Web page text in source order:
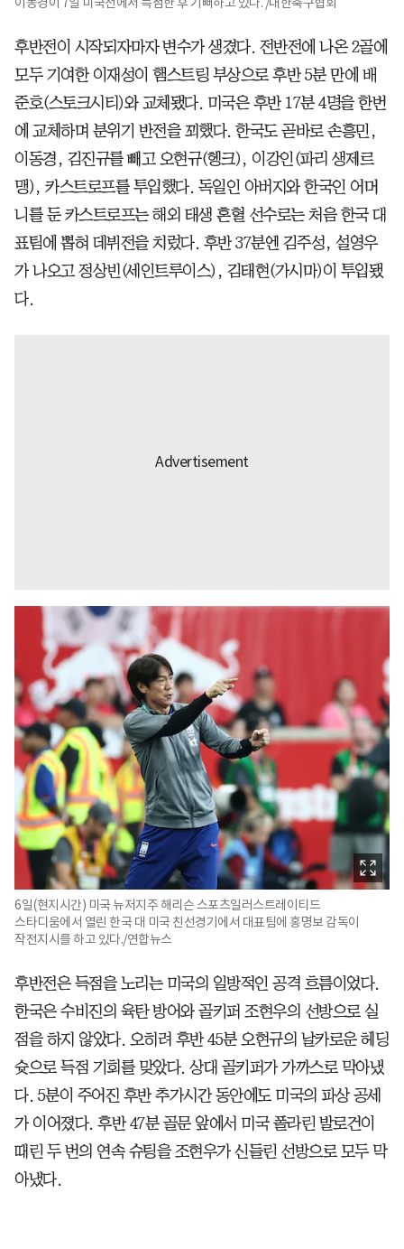
후반전이 시작되자마자 변수가 생겼다. 전반전에 나온 2골에
모두 기여한 이재성이 햄스트링 부상으로 후반 5분 만에 배
준호(스토크시티)와 교체됐다. 미국은 후반 17분 4명을 한번
에 교체하며 분위기 반전을 꾀했다. 한국도 곧바로 손흥민,
이동경, 김진규를 빼고 오현규(헹크), 이강인(파리 생제르
맹), 카스트로프를 투입했다. 독일인 아버지와 한국인 어머
니를 둔 카스트로프는 해외 태생 혼혈 선수로는 처음 한국 대
표팀에 뽑혀 데뷔전을 치렀다. 후반 37분엔 김주성, 설영우
가 나오고 정상빈(세인트루이스), 김태현(가시마)이 투입됐
다.
6일(현지시간) 미국 뉴저지주 해리슨 스포츠일러스트레이티드
스타디움에서 열린 한국 대 미국 친선경기에서 대표팀에 홍명보 감독이
작전지시를 하고 있다./연합뉴스
후반전은 득점을 노리는 미국의 일방적인 공격 흐름이었다.
한국은 수비진의 육탄 방어와 골키퍼 조현우의 선방으로 실
점을 하지 않았다. 오히려 후반 45분 오현규의 날카로운 헤딩
슛으로 득점 기회를 맞았다. 상대 골키퍼가 가까스로 막아냈
다. 5분이 주어진 후반 추가시간 동안에도 미국의 파상 공세
가 이어졌다. 후반 47분 골문 앞에서 미국 폴라린 발로건이
때린 두 번의 연속 슈팅을 조현우가 신들린 선방으로 모두 막
아냈다.